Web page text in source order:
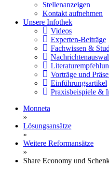
Stellenanzeigen
Kontakt aufnehmen
Unsere Infothek
Videos
Experten-Beiträge
Fachwissen &
Vorträge und
Einführungsartikel
Praxisbeispiele &
Monneta
»
Lösungsansätze
»
Weitere Reformansätze
»
Share Economy und